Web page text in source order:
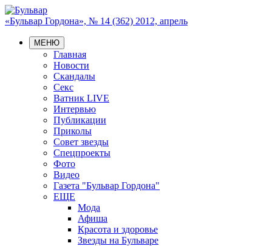
«Бульвар Гордона», № 14 (362) 2012, апрель
МЕНЮ
Главная
Новости
Скандалы
Секс
Ватник LIVE
Интервью
Публикации
Приколы
Совет звезды
Спецпроекты
Фото
Видео
Газета "Бульвар Гордона"
ЕЩЕ
Мода
Афиша
Красота и здоровье
Звезды на Бульваре